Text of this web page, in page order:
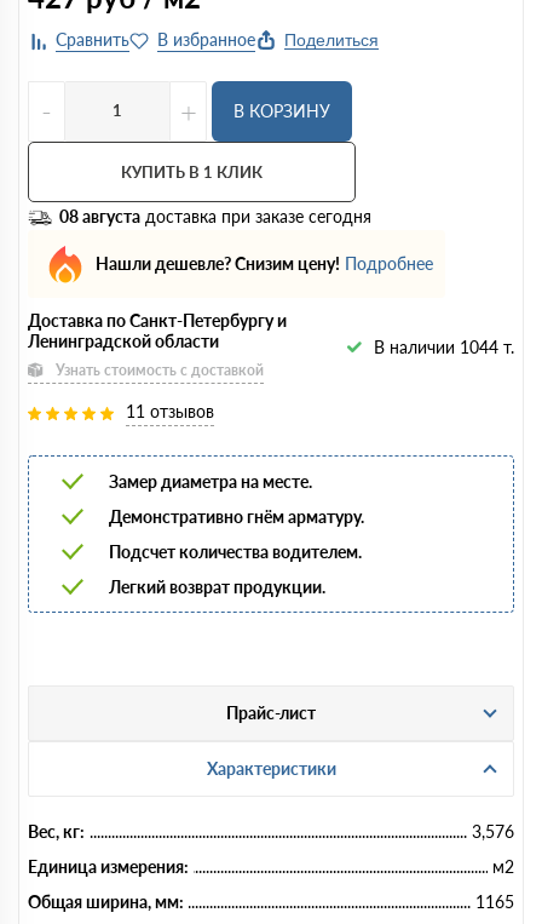
Поделиться
- + В КОРЗИНУ
КУПИТЬ В 1 КЛИК
08 августа доставка при заказе сегодня
Нашли дешевле? Снизим цену! Подробнее
Доставка по Санкт-Петербургу и
Ленинградской области
Узнать стоимость с доставкой
В наличии 1044 т.
11 отзывов
Замер диаметра на месте.
Демонстративно гнём арматуру.
Подсчет количества водителем.
Легкий возврат продукции.
Прайс-лист
Характеристики
Вес, кг:
3,576
Единица измерения:
м2
Общая ширина, мм:
1165